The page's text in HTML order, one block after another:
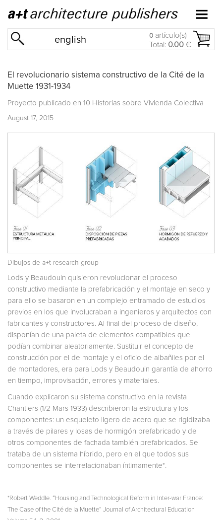
english 0 artículo(s)
Total: 0.00 €
El revolucionario sistema constructivo de la Cité de la
Muette 1931-1934
Proyecto publicado en 10 Historias sobre Vivienda Colectiva
August 17, 2015
Dibujos de a+t research group
Lods y Beaudouin quisieron revolucionar el proceso
constructivo mediante la prefabricación y el montaje en seco y
para ello se basaron en un complejo entramado de estudios
previos en los que involucraban a ingenieros y arquitectos con
fabricantes y constructores. Al final del proceso de diseño,
disponían de una paleta de elementos compatibles que
podían combinar aleatoriamente. Sustituir el concepto de
construcción por el de montaje y el oficio de albañiles por el
de montadores, era para Lods y Beaudouin garantía de ahorro
en tiempo, improvisación, errores y materiales.
Cuando explicaron su sistema constructivo en la revista
Chantiers (1/2 Mars 1933) describieron la estructura y los
componentes: un esqueleto ligero de acero que se rigidizaba
a través de pilares y losas de hormigón prefabricado y de
otros componentes de fachada también prefabricados. Se
trataba de un sistema híbrido, pero en el que todos sus
componentes se interrelacionaban íntimamente*.
*Robert Weddle. “Housing and Technological Reform in Inter-war France:
The Case of the Cité de la Muette” Journal of Architectural Education